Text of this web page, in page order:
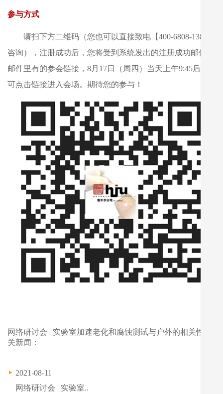
参与方式
请扫下方二维码（您也可以直接致电【400-6808-138】
咨询），注册成功后，您将受到系统发出的注册成功邮件，
邮件里有的参会链接，8月17日（周四）当天上午9:45后，
可点击链接进入会场。期待您的参与！
网络研讨会 | 实验室加速老化和腐蚀测试与户外的相关性相
关新闻：
2021-08-11
网络研讨会 | 实验室..